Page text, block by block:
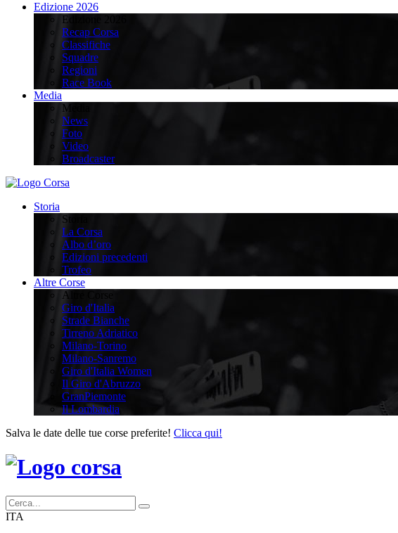
Edizione 2026
Edizione 2026
Recap Corsa
Classifiche
Squadre
Regioni
Race Book
Media
Media
News
Foto
Video
Broadcaster
Storia
Storia
La Corsa
Albo d’oro
Edizioni precedenti
Trofeo
Altre Corse
Altre Corse
Giro d'Italia
Strade Bianche
Tirreno Adriatico
Milano-Torino
Milano-Sanremo
Giro d'Italia Women
Il Giro d'Abruzzo
GranPiemonte
Il Lombardia
Salva le date delle tue corse preferite! Clicca qui!
ITA